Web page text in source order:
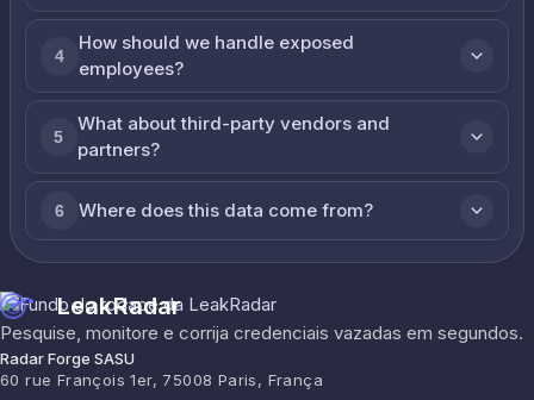
4
How should we handle exposed
employees?
5
What about third-party vendors and
partners?
6 Where does this data come from?
LeakRadar
Pesquise, monitore e corrija credenciais vazadas em segundos.
Radar Forge SASU
60 rue François 1er, 75008 Paris, França